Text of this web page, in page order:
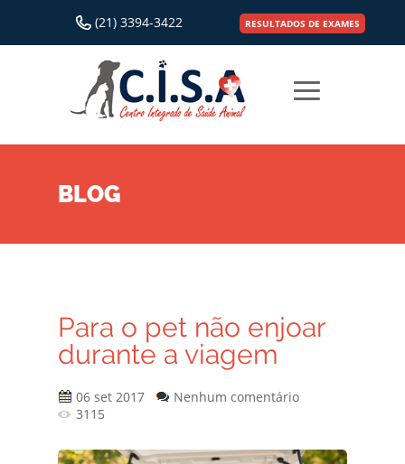
(21) 3394-3422 RESULTADOS DE EXAMES
BLOG
Para o pet não enjoar
durante a viagem
06 set 2017
Nenhum comentário
3115